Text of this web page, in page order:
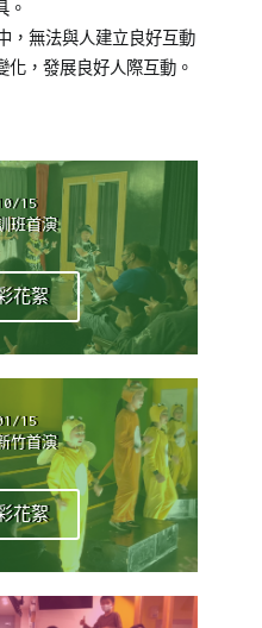
。
，無法與人建立良好互動
化，發展良好人際互動。
15
班首演
花絮
15
竹首演
花絮